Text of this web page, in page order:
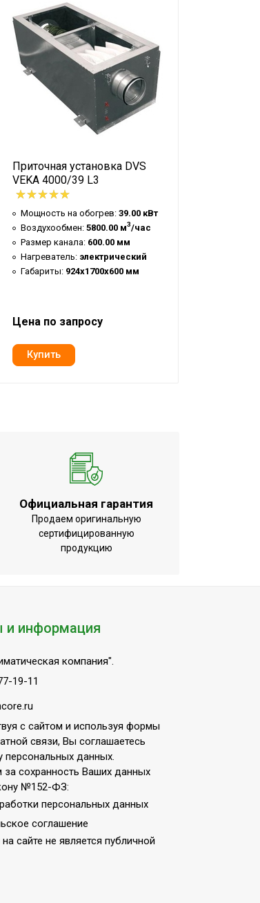
Приточная установка DVS
VEKA 4000/39 L3
Мощность на обогрев: 39.00 кВт
Воздухообмен: 5800.00 м3/час
Размер канала: 600.00 мм
Нагреватель: электрический
Габариты: 924x1700x600 мм
Цена по запросу
Официальная гарантия
Продаем оригинальную
сертифицированную
продукцию
и информация
компания".
19-11
с сайтом и используя формы
связи, Вы соглашаетесь
персональных данных.
сохранность Ваших данных
№152-ФЗ:
персональных данных
соглашение
сайте не является публичной